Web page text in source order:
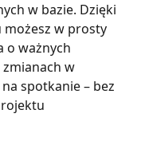
w bazie. Dzięki
możesz w prosty
o ważnych
w
spotkanie – bez